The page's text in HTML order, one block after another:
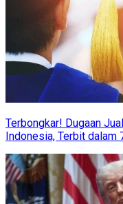
Terbongkar! Dugaan
Indonesia, Terbit dalam